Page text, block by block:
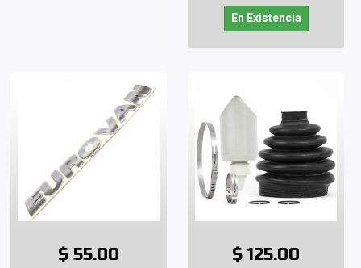
En Existencia
$ 55.00 $ 125.00